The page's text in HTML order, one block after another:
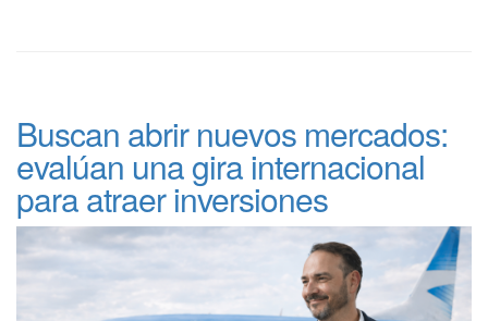
Buscan abrir nuevos mercados:
evalúan una gira internacional
para atraer inversiones